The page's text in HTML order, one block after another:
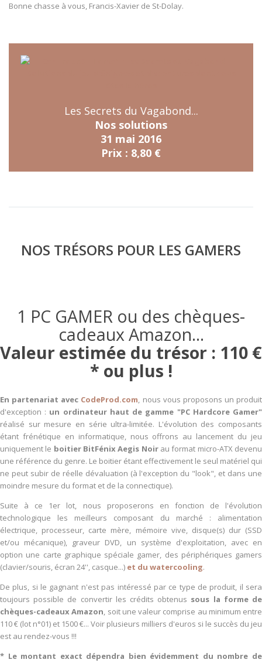
Bonne chasse à vous, Francis-Xavier de St-Dolay.
Les Secrets du Vagabond...
Nos solutions
31 mai 2016
Prix : 8,80 €
NOS TRÉSORS POUR LES GAMERS
1 PC GAMER ou des chèques-
cadeaux Amazon...
Valeur estimée du trésor : 110 €
* ou plus !
En partenariat avec CodeProd.com, nous vous proposons un produit
d'exception : un ordinateur haut de gamme "PC Hardcore Gamer"
réalisé sur mesure en série ultra-limitée. L'évolution des composants
étant frénétique en informatique, nous offrons au lancement du jeu
uniquement le boitier BitFénix Aegis Noirau format micro-ATX devenu
une référence du genre. Le boitier étant effectivement le seul matériel qui
ne peut subir de réelle dévaluation (à l'exception du "look", et dans une
moindre mesure du format et de la connectique).
Suite à ce 1er lot, nous proposerons en fonction de l'évolution
technologique les meilleurs composant du marché : alimentation
électrique, processeur, carte mère, mémoire vive, disque(s) dur (SSD
et/ou mécanique), graveur DVD, un système d'exploitation, avec en
option une carte graphique spéciale gamer, des périphériques gamers
(clavier/souris, écran 24'', casque...) et du watercooling.
De plus, si le gagnant n'est pas intéressé par ce type de produit, il sera
toujours possible de convertir les crédits obtenus sous la forme de
chèques-cadeaux Amazon, soit une valeur comprise au minimum entre
110 € (lot n°01) et 1500 €... Voir plusieurs milliers d'euros si le succès du jeu
est au rendez-vous !!!
* Le montant exact dépendra bien évidemment du nombre de